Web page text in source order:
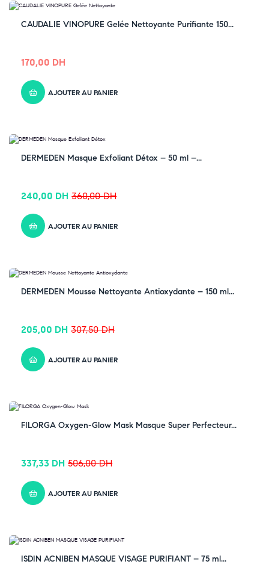
CAUDALIE VINOPURE Gelée Nettoyante Purifiante 150...
170,00 DH
AJOUTER AU PANIER
DERMEDEN Masque Exfoliant Détox – 50 ml –...
360,00DH
240,00 DH
AJOUTER AU PANIER
DERMEDEN Mousse Nettoyante Antioxydante – 150 ml...
307,50DH
205,00 DH
AJOUTER AU PANIER
FILORGA Oxygen-Glow Mask Masque Super Perfecteur...
506,00DH
337,33 DH
AJOUTER AU PANIER
ISDIN ACNIBEN MASQUE VISAGE PURIFIANT – 75 ml...